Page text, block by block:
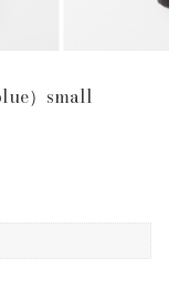
）small